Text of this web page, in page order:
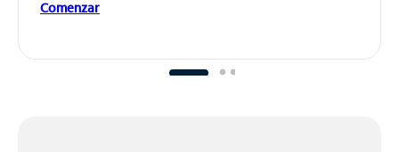
Comenzar